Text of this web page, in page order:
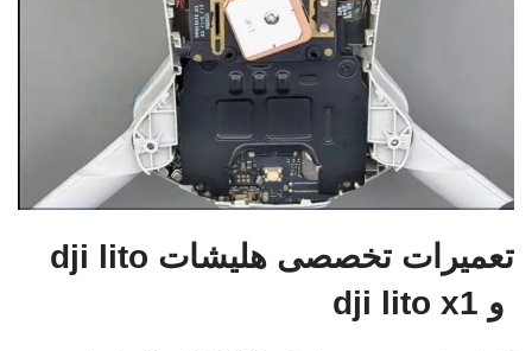
تعمیرات تخصصی هلیشات dji lito
و dji lito x1